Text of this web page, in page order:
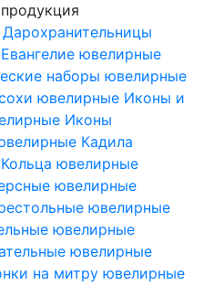
Дарохранительницы
Евангелие ювелирные
наборы ювелирные
ювелирные Иконы и
Иконы
Кадила
Кольца ювелирные
ювелирные
ювелирные
ювелирные
ювелирные
на митру ювелирные